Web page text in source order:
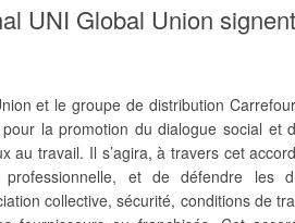
UNI Global Union signent
et le groupe de distribution
la promotion du dialogue social et
au travail. Il s’agira, à travers cet
et de défendre les
collective, sécurité, conditions de